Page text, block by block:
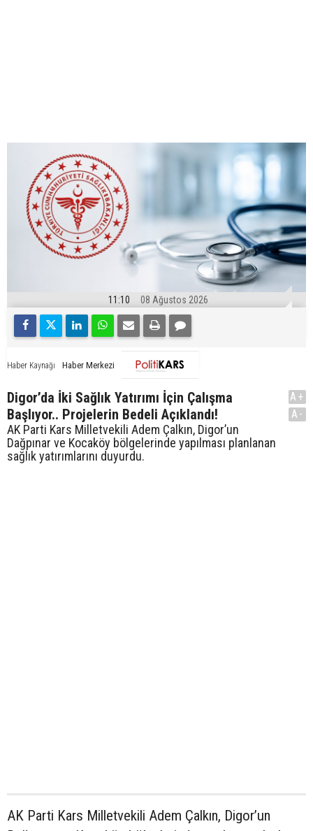
11:10 08 Ağustos 2026
Haber Kaynağı Haber Merkezi
Digor’da İki Sağlık Yatırımı İçin Çalışma
Başlıyor.. Projelerin Bedeli Açıklandı!
AK Parti Kars Milletvekili Adem Çalkın, Digor’un
Dağpınar ve Kocaköy bölgelerinde yapılması planlanan
sağlık yatırımlarını duyurdu.
A+
A-
AK Parti Kars Milletvekili Adem Çalkın, Digor’un